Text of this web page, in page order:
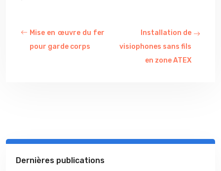
Mise en œuvre du fer
pour garde corps
Installation de
visiophones sans fils
en zone ATEX
Dernières publications